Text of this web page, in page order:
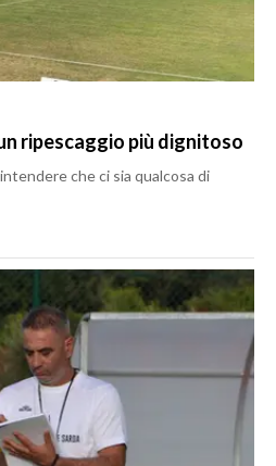
ripescaggio più dignitoso
che ci sia qualcosa di